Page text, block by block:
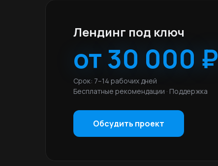
Лендинг под ключ
от 30 000 ₽
Срок: 7–14 рабочих дней
Бесплатные рекомендации · Поддержка
Обсудить проект